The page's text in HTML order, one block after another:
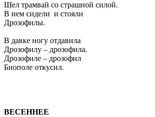
Шел трамвай со страшной силой.
В нем сидели и стояли
Дрозофилы.
В давке ногу отдавила
Дрозофилу – дрозофила.
Дрозофиле – дрозофил
Биополе откусил.
ВЕСЕННЕЕ